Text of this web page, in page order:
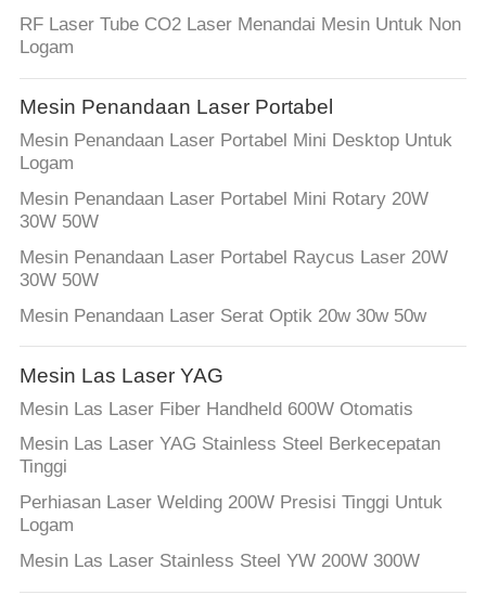
RF Laser Tube CO2 Laser Menandai Mesin Untuk Non
Logam
Mesin Penandaan Laser Portabel
Mesin Penandaan Laser Portabel Mini Desktop Untuk
Logam
Mesin Penandaan Laser Portabel Mini Rotary 20W
30W 50W
Mesin Penandaan Laser Portabel Raycus Laser 20W
30W 50W
Mesin Penandaan Laser Serat Optik 20w 30w 50w
Mesin Las Laser YAG
Mesin Las Laser Fiber Handheld 600W Otomatis
Mesin Las Laser YAG Stainless Steel Berkecepatan
Tinggi
Perhiasan Laser Welding 200W Presisi Tinggi Untuk
Logam
Mesin Las Laser Stainless Steel YW 200W 300W